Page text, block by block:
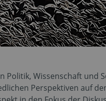
Wissenschaft und
Perspektiven auf